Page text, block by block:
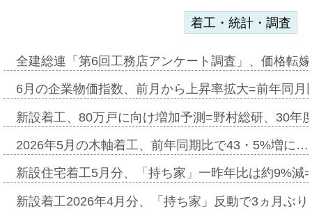
着工・統計・調査
全建総連「第6回工務店アンケート調査」、価格転
6月の企業物価指数、前月から上昇率拡大=前年同
新設着工、80万戸に向け増加予測=野村総研、30年
2026年5月の木軸着工、前年同期比で43・5%増に…
新設住宅着工5月分、「持ち家」一昨年比は約9%
新設着工2026年4月分、「持ち家」反動で3ヵ月ぶ